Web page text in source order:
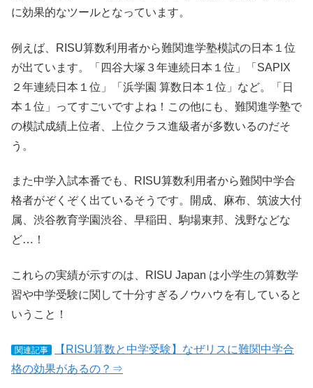
に効果的なツールとなっています。
例えば、RISU算数利用者から難関進学塾模試の日本１位
が出ています。「四谷大塚３年連続日本１位」「SAPIX
２年連続日本１位」「浜学園 算数日本１位」など。「日
本１位」ってすごいですよね！この他にも、難関進学塾で
の模試成績上位者、上位クラス進級者が多数いるのだそ
う。
また中学入試本番でも、RISU算数利用者から難関中学合
格者がぞくぞく出ているそうです。開成、麻布、筑波大付
属、渋谷教育学園渋谷、早稲田、駒場東邦、浅野などな
ど…！
これらの実績が示すのは、RISU Japan は小学生の算数学
習や中学受験に関して十分すぎるノウハウを有していると
いうこと！
関連記事
【RISU算数と中学受験】なぜリスに難関中学合
格の効果があるの？⇒